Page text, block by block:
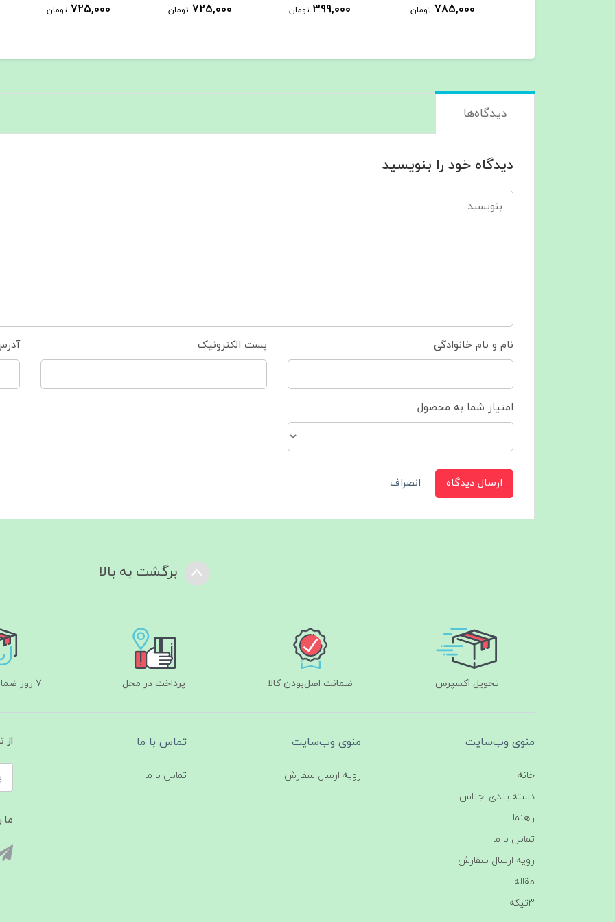
399,000 تومان 725,000 تومان 725,000 تومان 1,458,000 تومان
دیدگاه‌ها
دیدگاه خود را بنویسید
نام و نام خانوادگی پست الکترونیک
امتیاز شما به محصول
ارسال دیدگاه انصراف
برگشت به بالا
تحویل اکسپرس ضمانت اصل‌بودن کالا پرداخت در محل ۷ روز ضمانت بازگشت
منوی وب‌سایت
خانه
دسته بندی اجناس
راهنما
تماس با ما
رویه ارسال سفارش
مقاله
3تیکه
منوی وب‌سایت
رویه ارسال سفارش
تماس با ما
تماس با ما
از
ما